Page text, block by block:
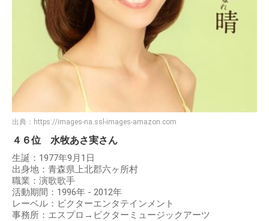
出典： https://images-na.ssl-images-amazon.com
４６位 水牧あさ実さん
生誕：1977年9月1日
出身地：青森県上北郡六ヶ所村
職業：演歌歌手
活動期間：1996年 - 2012年
レーベル：ビクターエンタテインメント
事務所：エスプロ→ビクターミュージックアーツ